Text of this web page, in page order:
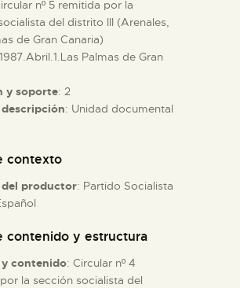
nº 5 remitida por la
del distrito III (Arenales,
de Gran Canaria)
Palmas de Gran
y soporte: 2
: Unidad documental
contexto
del productor: Partido Socialista
contenido y estructura
contenido: Circular nº 4
la sección socialista del